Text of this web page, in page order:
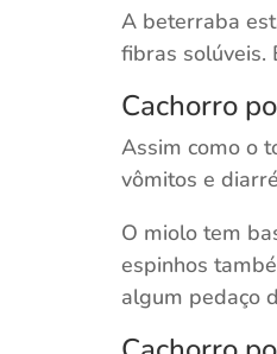
A beterraba
fibras solúveis.
Cachorro
Assim como o
vômitos e
O miolo tem
espinhos
algum pedaço